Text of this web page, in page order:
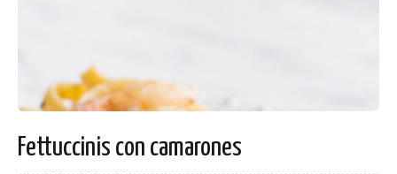
Fettuccinis con camarones